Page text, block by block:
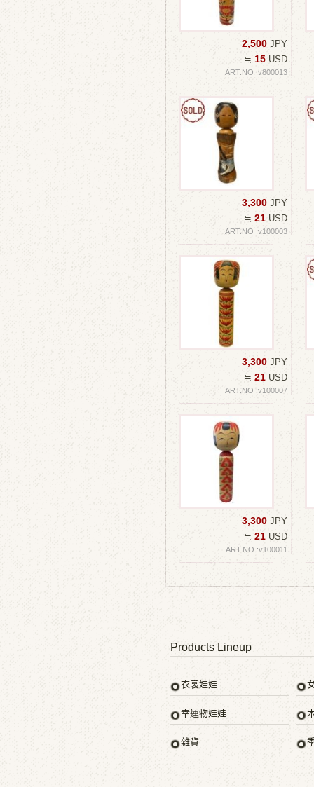
2,500 JPY
≒ 15 USD
ART.NO :v800013
3,300 JPY
≒ 21 USD
ART.NO :v100003
3,300 JPY
≒ 21 USD
ART.NO :v100007
3,300 JPY
≒ 21 USD
ART.NO :v100011
Products Lineup
衣裳娃娃
幸運物娃娃
雜貨